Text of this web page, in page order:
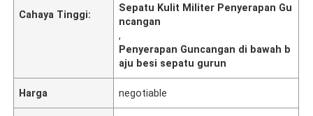
Cahaya Tinggi:
Sepatu Kulit Militer Penyerapan Gu
ncangan
,
Penyerapan Guncangan di bawah b
aju besi sepatu gurun
Harga negotiable